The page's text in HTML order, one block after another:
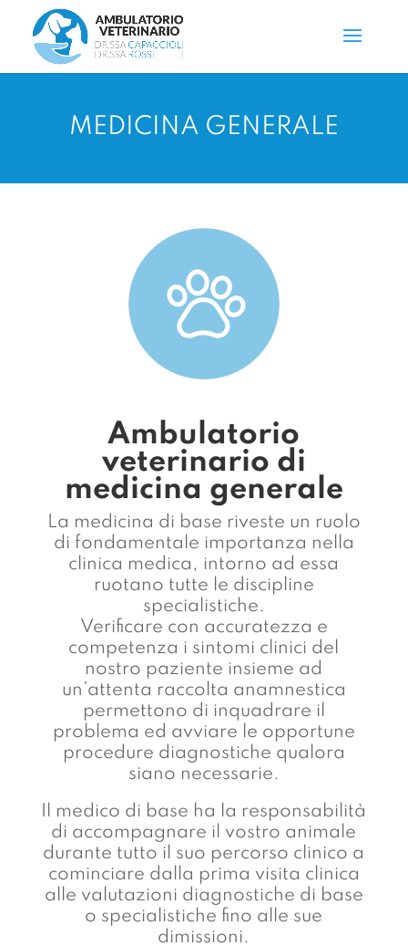
MEDICINA GENERALE
Ambulatorio
veterinario di
medicina generale
La medicina di base riveste un ruolo
di fondamentale importanza nella
clinica medica, intorno ad essa
ruotano tutte le discipline
specialistiche.
Verificare con accuratezza e
competenza i sintomi clinici del
nostro paziente insieme ad
un’attenta raccolta anamnestica
permettono di inquadrare il
problema ed avviare le opportune
procedure diagnostiche qualora
siano necessarie.
Il medico di base ha la responsabilità
di accompagnare il vostro animale
durante tutto il suo percorso clinico a
cominciare dalla prima visita clinica
alle valutazioni diagnostiche di base
o specialistiche fino alle sue
dimissioni.